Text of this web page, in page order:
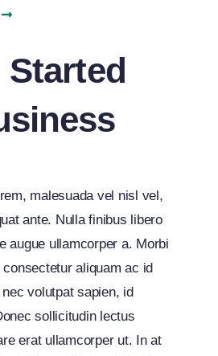
malesuada vel nisl vel,
ante. Nulla finibus libero
augue ullamcorper a. Morbi
aliquam ac id
volutpat sapien, id
sollicitudin lectus
erat ullamcorper ut. In at